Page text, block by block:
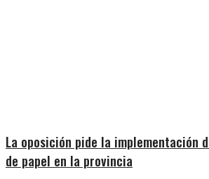
La oposición pide la implementación
de papel en la provincia